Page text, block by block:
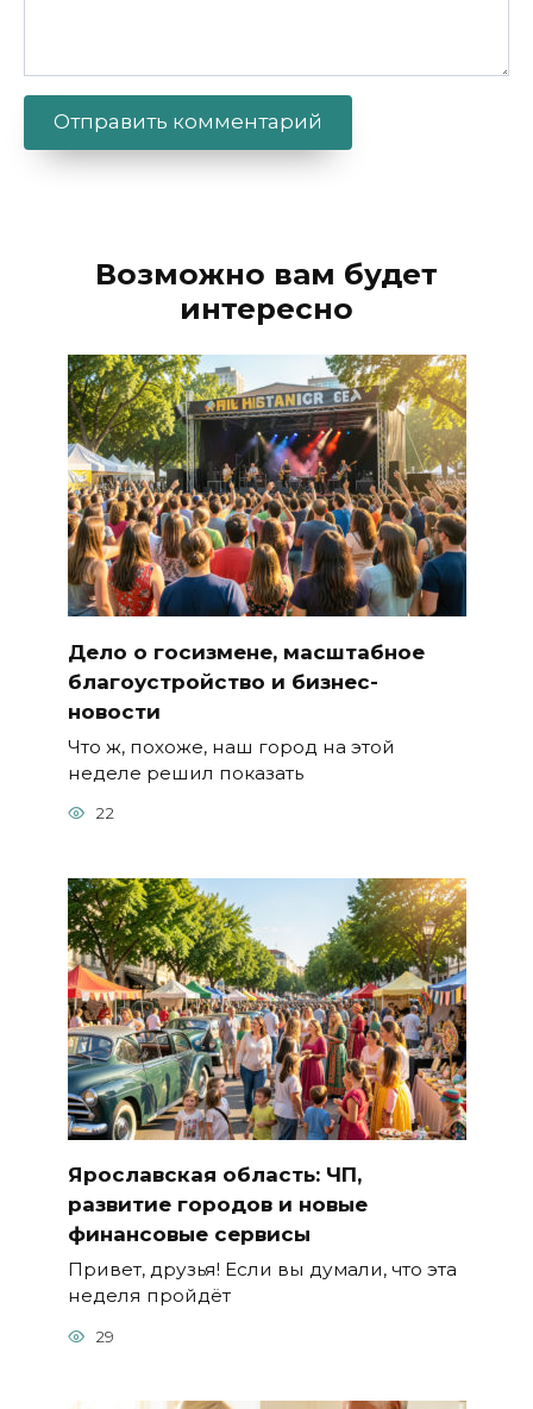
Возможно вам будет
интересно
Дело о госизмене, масштабное
благоустройство и бизнес-
новости
Что ж, похоже, наш город на этой
неделе решил показать
22
Ярославская область: ЧП,
развитие городов и новые
финансовые сервисы
Привет, друзья! Если вы думали, что эта
неделя пройдёт
29